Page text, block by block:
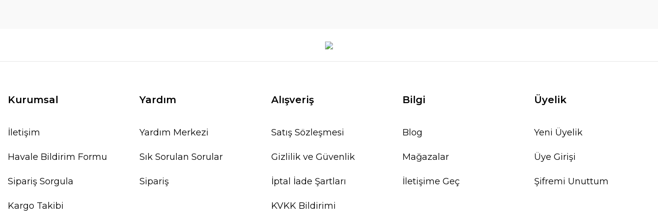
Kurumsal
İletişim
Havale Bildirim Formu
Sipariş Sorgula
Kargo Takibi
Yardım
Yardım Merkezi
Sık Sorulan Sorular
Sipariş
Alışveriş
Satış Sözleşmesi
Gizlilik ve Güvenlik
İptal İade Şartları
KVKK Bildirimi
Bilgi
Blog
Mağazalar
İletişime Geç
Üyelik
Yeni Üyelik
Üye Girişi
Şifremi Unuttum